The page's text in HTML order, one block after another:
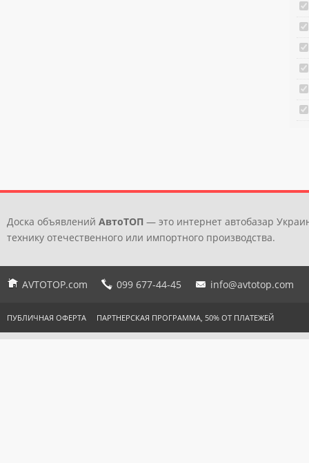
Доска объявлений АвтоТОП — это интернет автобазар
технику отечественного или импортного производства.
AVTOTOP.com 099 677-44-45 info@avtotop.com
ПУБЛИЧНАЯ ОФЕРТА ПАРТНЕРСКАЯ ПРОГРАММА, 50% ОТ ПЛАТЕЖЕЙ